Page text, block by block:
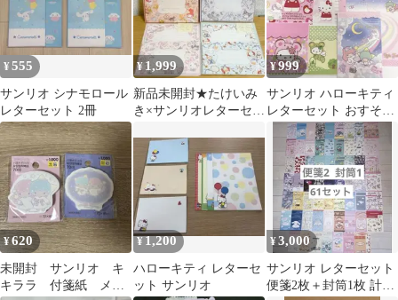
¥555
サンリオ シナモロール
レターセット 2冊
¥1,999
新品未開封★たけいみ
き×サンリオレターセッ
ミ シナモ
¥999
サンリオ ハローキティ
レターセット おすそ分
け レトロ 当時物
¥620
未開封 サンリオ キ
キララ 付箋紙 メ
¥1,200
ハローキティ レターセ
ット サンリオ
¥3,000
サンリオ レターセット
便箋2枚＋封筒1枚 計61